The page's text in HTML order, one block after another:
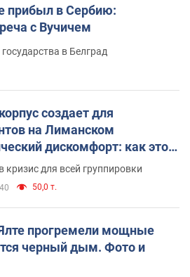
прибыл в Сербию:
с Вучичем
в Белград
создает для
на Лиманском
дискомфорт: как это
кризис для всей группировки
50,0 т.
прогремели мощные
черный дым. Фото и